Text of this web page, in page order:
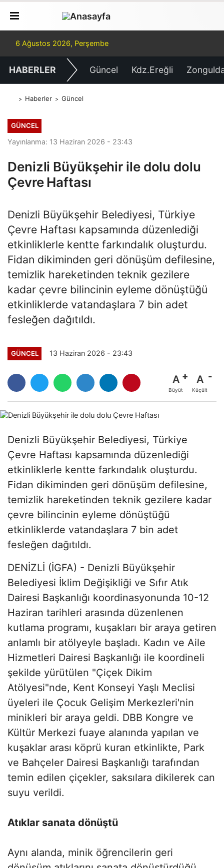
6 Ağustos 2026, Perşembe
HABERLER Güncel Kdz.Ereğli
Haberler Güncel
GÜNCEL
Yayınlanma: 13 Haziran 2026 - 23:43
Denizli Büyükşehir ile dolu dolu
Çevre Haftası
Denizli Büyükşehir Belediyesi, Türkiye
Çevre Haftası kapsamında düzenlediği
etkinliklerle kentte farkındalık oluşturdu.
Fidan dikiminden geri dönüşüm defilesine,
temizlik hareketinden teknik gezilere
kadar çevre bilincinin eyleme dönüştüğü
etkinliklerde vatandaşlara 7 bin adet
fesleğen dağıtıldı.
GÜNCEL 13 Haziran 2026 - 23:43
A
Büyüt
A
Küçült
Denizli Büyükşehir Belediyesi, Türkiye
Çevre Haftası kapsamında düzenlediği
etkinliklerle kentte farkındalık oluşturdu.
Fidan dikiminden geri dönüşüm defilesine,
temizlik hareketinden teknik gezilere kadar
çevre bilincinin eyleme dönüştüğü
etkinliklerde vatandaşlara 7 bin adet
fesleğen dağıtıldı.
DENİZLİ (İGFA) - Denizli Büyükşehir
Belediyesi İklim Değişikliği ve Sıfır Atık
Dairesi Başkanlığı koordinasyonunda 10-12
Haziran tarihleri arasında düzenlenen
kutlama programı, kuşakları bir araya getiren
anlamlı bir atölyeyle başladı. Kadın ve Aile
Hizmetleri Dairesi Başkanlığı ile koordineli
şekilde yürütülen "Çiçek Dikim
Atölyesi"nde, Kent Konseyi Yaşlı Meclisi
üyeleri ile Çocuk Gelişim Merkezleri'nin
minikleri bir araya geldi. DBB Kongre ve
Kültür Merkezi fuaye alanında yapılan ve
kuşaklar arası köprü kuran etkinlikte, Park
ve Bahçeler Dairesi Başkanlığı tarafından
temin edilen çiçekler, saksılara dikilerek can
suyu verildi.
Atıklar sanata dönüştü
Aynı alanda, minik öğrencilerin geri